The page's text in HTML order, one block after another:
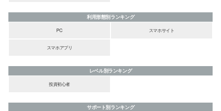
利用形態別ランキング
PC
スマホサイト
スマホアプリ
レベル別ランキング
投資初心者
サポート別ランキング